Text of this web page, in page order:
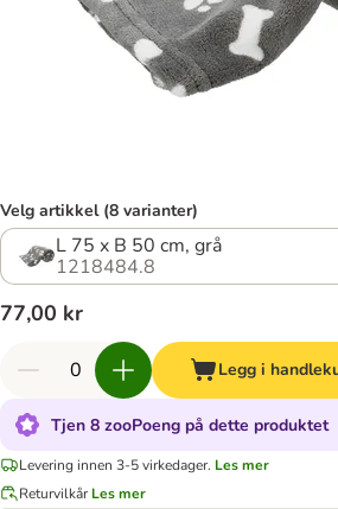
Velg artikkel (8 varianter)
L 75 x B 50 cm, grå
1218484.8
77,00 kr
Legg i
Tjen 8 zooPoeng på dette produktet
Levering innen 3-5 virkedager. Les mer
Returvilkår Les mer